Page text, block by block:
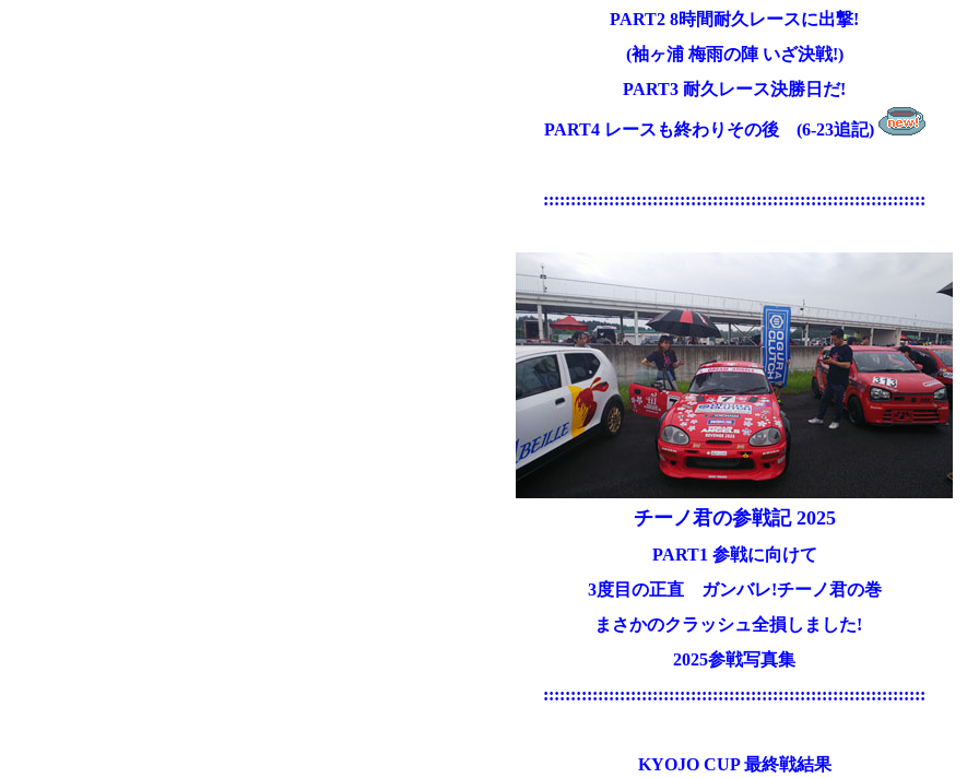
PART2 8時間耐久レースに出撃!
(袖ヶ浦 梅雨の陣 いざ決戦!)
PART3 耐久レース決勝日だ!
PART4 レースも終わりその後 (6-23追記)
::::::::::::::::::::::::::::::::::::::::::::::::::::::::::::::::::::::
チーノ君の参戦記 2025
PART1 参戦に向けて
3度目の正直 ガンバレ!チーノ君の巻
まさかのクラッシュ全損しました!
2025参戦写真集
::::::::::::::::::::::::::::::::::::::::::::::::::::::::::::::::::::::
KYOJO CUP 最終戦結果